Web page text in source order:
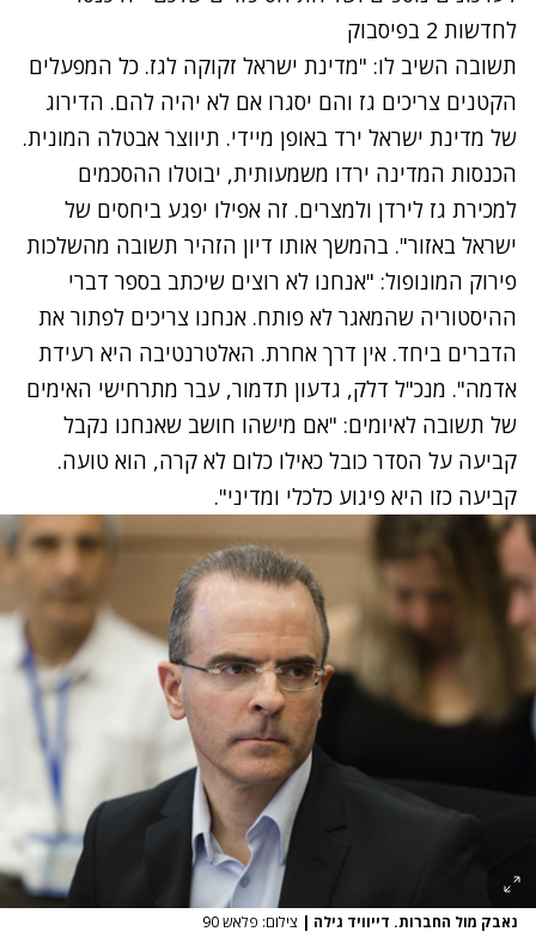
לחדשות 2 בפיסבוק
תשובה השיב לו: "מדינת ישראל זקוקה לגז. כל המפעלים
הקטנים צריכים גז והם יסגרו אם לא יהיה להם. הדירוג
של מדינת ישראל ירד באופן מיידי. תיווצר אבטלה המונית.
הכנסות המדינה ירדו משמעותית, יבוטלו ההסכמים
למכירת גז לירדן ולמצרים. זה אפילו יפגע ביחסים של
ישראל באזור". בהמשך אותו דיון הזהיר תשובה מהשלכות
פירוק המונופול: "אנחנו לא רוצים שיכתב בספר דברי
ההיסטוריה שהמאגר לא פותח. אנחנו צריכים לפתור את
הדברים ביחד. אין דרך אחרת. האלטרנטיבה היא רעידת
אדמה". מנכ"ל דלק, גדעון תדמור, עבר מתרחישי האימים
של תשובה לאיומים: "אם מישהו חושב שאנחנו נקבל
קביעה על הסדר כובל כאילו כלום לא קרה, הוא טועה.
קביעה כזו היא פיגוע כלכלי ומדיני".
נאבק מול החברות. דייוויד גילה | צילום: פלאש 90